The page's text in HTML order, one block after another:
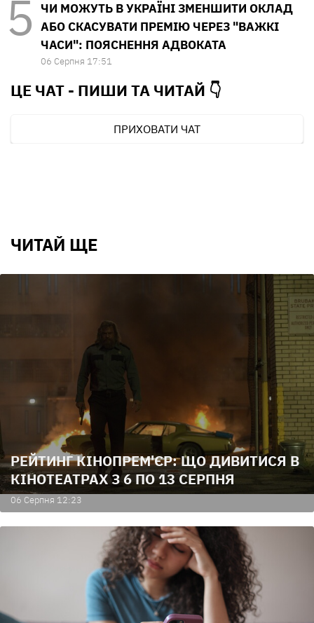
ЧИ МОЖУТЬ В УКРАЇНІ ЗМЕНШИТИ ОКЛАД
АБО СКАСУВАТИ ПРЕМІЮ ЧЕРЕЗ "ВАЖКІ
ЧАСИ": ПОЯСНЕННЯ АДВОКАТА
06 Серпня 17:51
ЦЕ ЧАТ - ПИШИ ТА ЧИТАЙ 👇
ПРИХОВАТИ ЧАТ
ЧИТАЙ ЩЕ
РЕЙТИНГ КІНОПРЕМ'ЄР: ЩО ДИВИТИСЯ В
КІНОТЕАТРАХ З 6 ПО 13 СЕРПНЯ
06 Серпня 12:23